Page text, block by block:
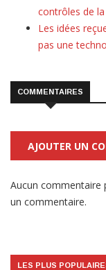
contrôles de
Les idées
pas une
COMMENTAIRES
AJOUTER UN
Aucun commentaire
un commentaire.
LES PLUS